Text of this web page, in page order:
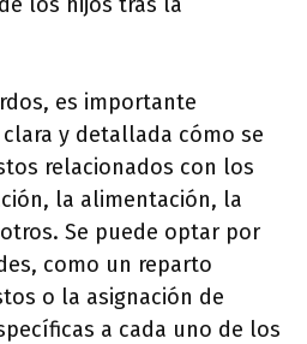
es importante
y detallada cómo se
relacionados con los
la alimentación, la
Se puede optar por
como un reparto
o la asignación de
a cada uno de los